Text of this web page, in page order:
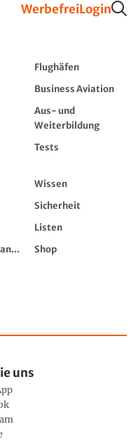
WerbefreiLogin
Flughäfen
Business Aviation
Aus- und
Weiterbildung
Tests
Wissen
Sicherheit
Listen
Shop
uns